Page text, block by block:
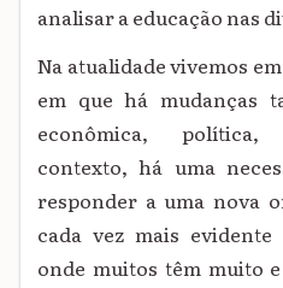
analisar a educação nas
Na atualidade vivemos
em que há mudanças
econômica, política,
contexto, há uma
responder a uma nova
cada vez mais
onde muitos têm muito